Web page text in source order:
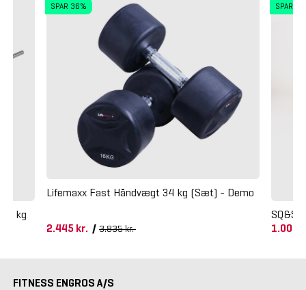
kg
SPAR 36%
Lifemaxx Fast Håndvægt 34 kg (Sæt) - Demo
2.445 kr. / 3.835 kr.
SPAR
1.000
FITNESS ENGROS A/S